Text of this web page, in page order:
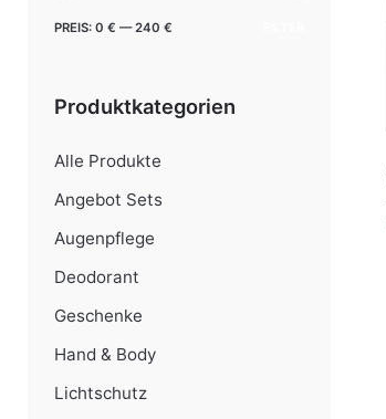
Min.
Max.
PREIS: 0 € —240 €
Produktkategorien
Alle Produkte
Angebot Sets
Augenpflege
Deodorant
Geschenke
Hand & Body
Lichtschutz